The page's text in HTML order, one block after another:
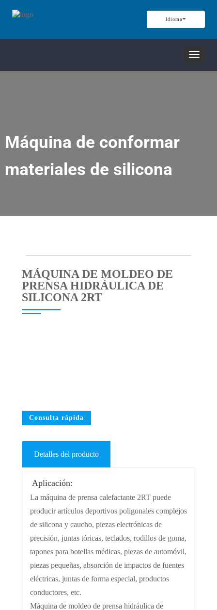
Idioma
Máquina de conformar
materiales de silicona
MÁQUINA DE MOLDEO DE
PRENSA HIDRÁULICA DE
SILICONA 2RT
Consulta rápida
Detalles del producto
Aplicación:
La máquina de prensa calefactante 2RT puede
producir artículos deportivos poligonales complejos
de silicona y caucho, piezas electrónicas de
precisión, juntas tóricas, teclados, rodillos de goma,
tapones para botellas médicas, piezas de automóvil,
piezas pequeñas, absorción de impactos de fuentes
eléctricas, juntas de forma especial, productos
conductores, etc.
Máquina de moldeo de prensa hidráulica de